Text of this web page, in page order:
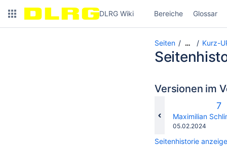
DLRG Wiki Bereiche Glossar
Seiten … Kurz-
Versionen im
Alte
7
Maximilian
Gespeichert
05.02.2024
Seitenhistorie